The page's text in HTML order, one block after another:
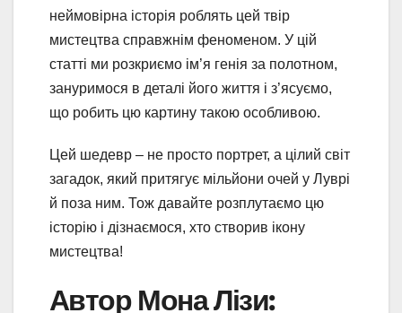
неймовірна історія роблять цей твір
мистецтва справжнім феноменом. У цій
статті ми розкриємо ім’я генія за полотном,
зануримося в деталі його життя і з’ясуємо,
що робить цю картину такою особливою.
Цей шедевр – не просто портрет, а цілий світ
загадок, який притягує мільйони очей у Луврі
й поза ним. Тож давайте розплутаємо цю
історію і дізнаємося, хто створив ікону
мистецтва!
Автор Мона Лізи: